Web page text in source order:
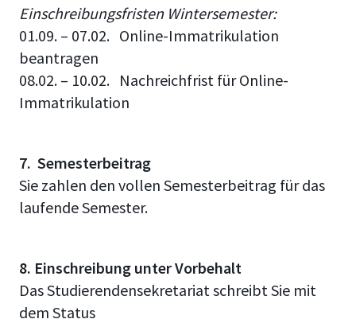
Einschreibungsfristen Wintersemester:
01.09. – 07.02. Online-Immatrikulation
beantragen
08.02. – 10.02. Nachreichfrist für Online-
Immatrikulation
7. Semesterbeitrag
Sie zahlen den vollen Semesterbeitrag für das
laufende Semester.
8. Einschreibung unter Vorbehalt
Das Studierendensekretariat schreibt Sie mit
dem Status